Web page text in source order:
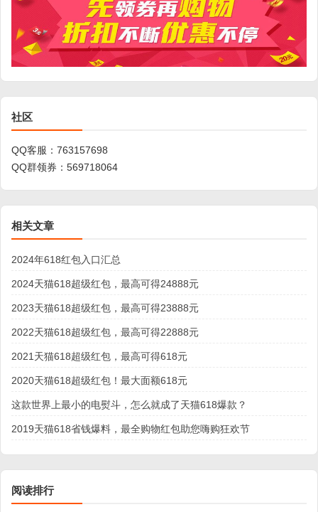
社区
QQ客服： 763157698
QQ群领券： 569718064
相关文章
2024年618红包入口汇总
2024天猫618超级红包，最高可得24888元
2023天猫618超级红包，最高可得23888元
2022天猫618超级红包，最高可得22888元
2021天猫618超级红包，最高可得618元
2020天猫618超级红包！最大面额618元
这款世界上最小的电熨斗，怎么就成了天猫618爆款？
2019天猫618省钱爆料，最全购物红包助您嗨购狂欢节
阅读排行